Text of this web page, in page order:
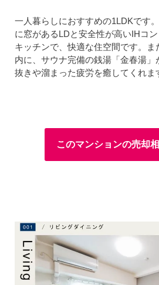
一人暮らしにおすすめの1LDKです
に窓があるLDと安全性が高いIHコ
キッチンで、快適な住空間です。ま
内に、サウナ完備の銭湯「金春湯」
抜きや溜まった疲労を癒してくれま
このマンションの売却